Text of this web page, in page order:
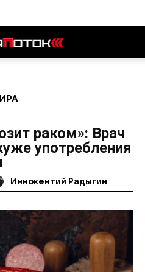
раком»: Врач
употребления
Иннокентий Радыгин